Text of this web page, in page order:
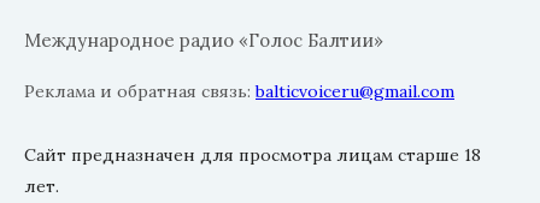
Международное радио «Голос Балтии»
Реклама и обратная связь:balticvoiceru@gmail.com
Сайт предназначен для просмотра лицам старше 18
лет.